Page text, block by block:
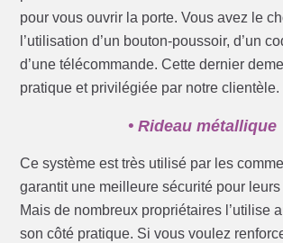
pour vous ouvrir la porte. Vous avez le
l’utilisation d’un bouton-poussoir, d’un
d’une télécommande. Cette dernier
pratique et privilégiée par notre clientèle.
• Rideau métallique
Ce système est très utilisé par les
garantit une meilleure sécurité pour
Mais de nombreux propriétaires l’utilise
son côté pratique. Si vous voulez